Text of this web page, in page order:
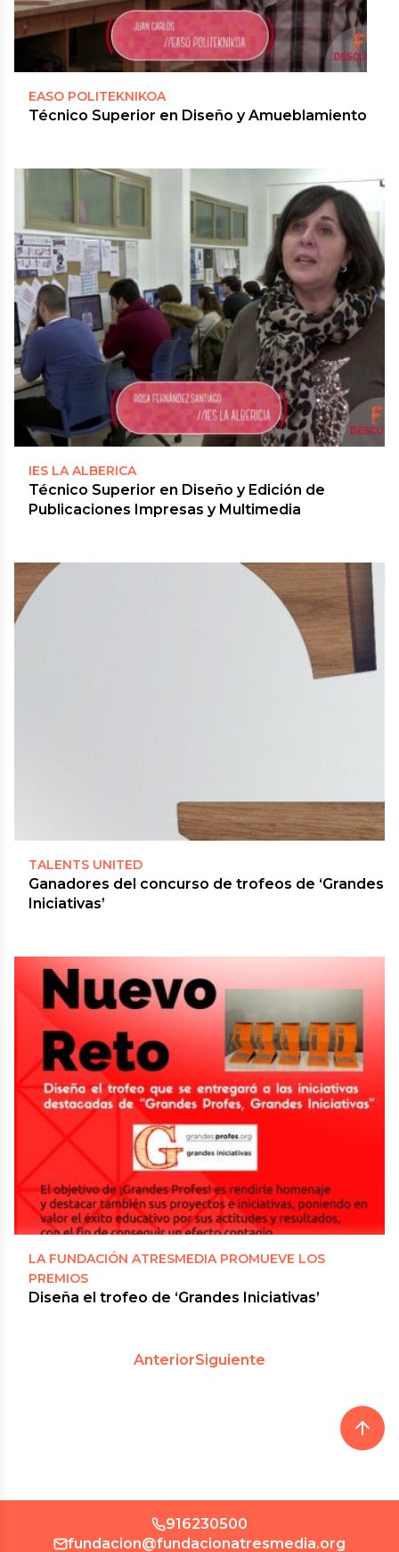
EASO POLITEKNIKOA
Técnico Superior en Diseño y Amueblamiento
IES LA ALBERICA
Técnico Superior en Diseño y Edición de
Publicaciones Impresas y Multimedia
TALENTS UNITED
Ganadores del concurso de trofeos de ‘Grandes
Iniciativas’
LA FUNDACIÓN ATRESMEDIA PROMUEVE LOS
PREMIOS
Diseña el trofeo de ‘Grandes Iniciativas’
AnteriorSiguiente
916230500
fundacion@fundacionatresmedia.org